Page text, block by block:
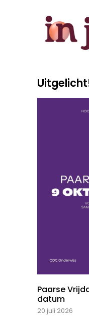
Paarse
datum
20 juli 2026